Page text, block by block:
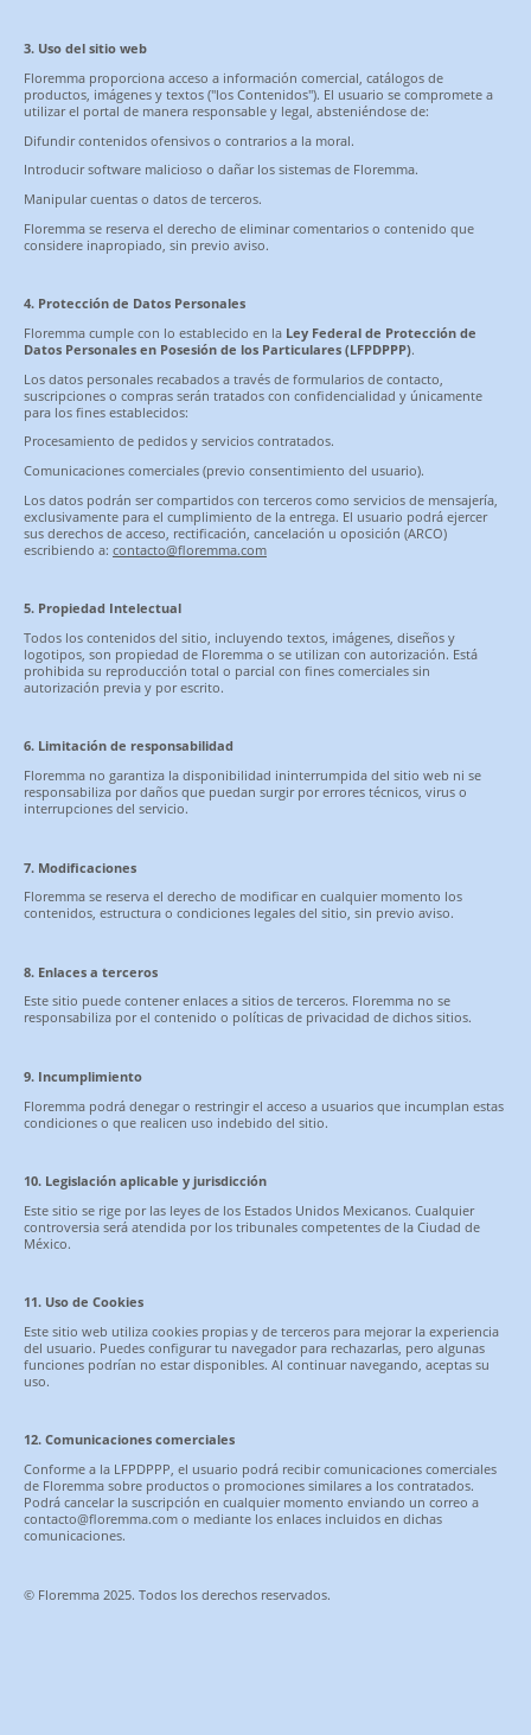
3. Uso del sitio web
Floremma proporciona acceso a información comercial, catálogos de
productos, imágenes y textos ("los Contenidos"). El usuario se compromete a
utilizar el portal de manera responsable y legal, absteniéndose de:
Difundir contenidos ofensivos o contrarios a la moral.
Introducir software malicioso o dañar los sistemas de Floremma.
Manipular cuentas o datos de terceros.
Floremma se reserva el derecho de eliminar comentarios o contenido que
considere inapropiado, sin previo aviso.
4. Protección de Datos Personales
Floremma cumple con lo establecido en la Ley Federal de Protección de
Datos Personales en Posesión de los Particulares (LFPDPPP).
Los datos personales recabados a través de formularios de contacto,
suscripciones o compras serán tratados con confidencialidad y únicamente
para los fines establecidos:
Procesamiento de pedidos y servicios contratados.
Comunicaciones comerciales (previo consentimiento del usuario).
Los datos podrán ser compartidos con terceros como servicios de mensajería,
exclusivamente para el cumplimiento de la entrega. El usuario podrá ejercer
sus derechos de acceso, rectificación, cancelación u oposición (ARCO)
escribiendo a: contacto@floremma.com
5. Propiedad Intelectual
Todos los contenidos del sitio, incluyendo textos, imágenes, diseños y
logotipos, son propiedad de Floremma o se utilizan con autorización. Está
prohibida su reproducción total o parcial con fines comerciales sin
autorización previa y por escrito.
6. Limitación de responsabilidad
Floremma no garantiza la disponibilidad ininterrumpida del sitio web ni se
responsabiliza por daños que puedan surgir por errores técnicos, virus o
interrupciones del servicio.
7. Modificaciones
Floremma se reserva el derecho de modificar en cualquier momento los
contenidos, estructura o condiciones legales del sitio, sin previo aviso.
8. Enlaces a terceros
Este sitio puede contener enlaces a sitios de terceros. Floremma no se
responsabiliza por el contenido o políticas de privacidad de dichos sitios.
9. Incumplimiento
Floremma podrá denegar o restringir el acceso a usuarios que incumplan estas
condiciones o que realicen uso indebido del sitio.
10. Legislación aplicable y jurisdicción
Este sitio se rige por las leyes de los Estados Unidos Mexicanos. Cualquier
controversia será atendida por los tribunales competentes de la Ciudad de
México.
11. Uso de Cookies
Este sitio web utiliza cookies propias y de terceros para mejorar la experiencia
del usuario. Puedes configurar tu navegador para rechazarlas, pero algunas
funciones podrían no estar disponibles. Al continuar navegando, aceptas su
uso.
12. Comunicaciones comerciales
Conforme a la LFPDPPP, el usuario podrá recibir comunicaciones comerciales
de Floremma sobre productos o promociones similares a los contratados.
Podrá cancelar la suscripción en cualquier momento enviando un correo a
contacto@floremma.com o mediante los enlaces incluidos en dichas
comunicaciones.
© Floremma 2025. Todos los derechos reservados.